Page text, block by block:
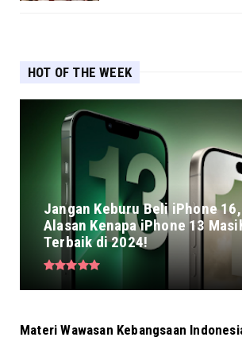
HOT OF THE WEEK
Jangan Keburu Beli iPhone
Alasan Kenapa iPhone 13
Terbaik di 2024!
Materi Wawasan Kebangsaan